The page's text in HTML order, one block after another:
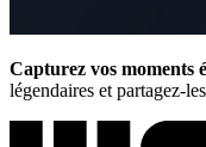
Capturez vos moments
légendaires et partagez-